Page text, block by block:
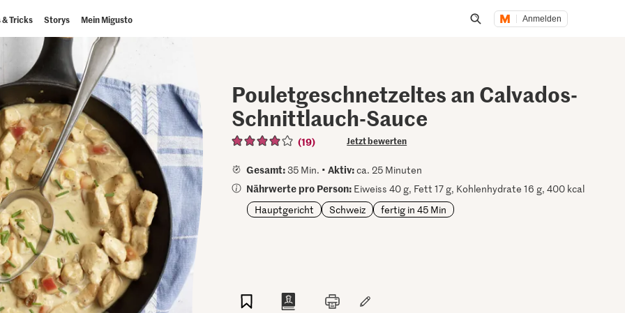
Tricks Storys Mein Migusto Anmelden
Pouletgeschnetzeltes an Calvados-
Schnittlauch-Sauce
(19) Jetzt bewerten
Gesamt: 35 Min. •Aktiv:ca. 25 Minuten
Nährwerte pro Person: Eiweiss 40 g, Fett 17 g, Kohlenhydrate 16 g, 400 kcal
Hauptgericht
Schweiz fertig in 45 Min